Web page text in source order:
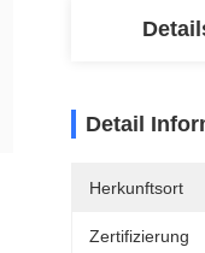
Detail
Herkunftsort
Zertifizierung